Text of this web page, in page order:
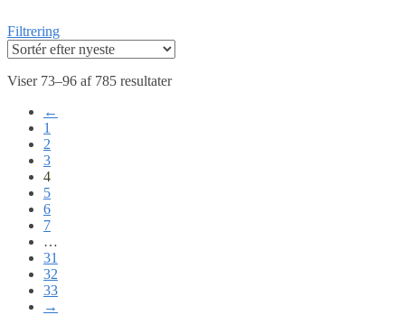
Filtrering
Viser 73–96 af 785 resultater
←
1
2
3
4
5
6
7
…
31
32
33
→